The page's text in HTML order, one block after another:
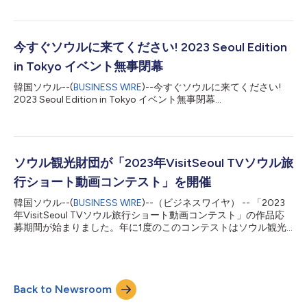
る人々の変化するニーズに応えるもので、利用者は好みの観光ス
するディスカバーソウルパスは、外国人観光客にとって欠かせな
いオールインワンの旅行ツールとして定着しています。ディスカ
バーソウルパスは、カード型とモバイルアプリの両方で利用で
き、ソウルの代表的な観光名所や文化体験へシームレスにアクセ
スすることができます。今回の発売により、ディスカバーソウル
パスのラインアップは、あらゆる旅行スタイルに合わせて選べる
／35.30ドル...
今すぐソウルに来てください! 2023 Seoul Edition
in Tokyo イベント無事閉幕
韓国ソウル--(BUSINESS WIRE)--今すぐソウルに来てください!
2023 Seoul Edition in Tokyo イベント無事閉幕...
ソウル観光財団が「2023年VisitSeoul TVソウル旅
行ショート動画コンテスト」を開催
韓国ソウル--(BUSINESS WIRE)--（ビジネスワイヤ） -- 「2023
年VisitSeoul TVソウル旅行ショート動画コンテスト」の作品応
募期間が始まりました。年に1度のこのコンテストはソウル観光
力を伝えるオリジナルショート動画を投稿します。 コンテスト
の応募形式は、「ショート」と呼ばれる短い動画コンテンツに限
定されます。ショート動画の人気はここ数年、ソーシャルメディ
Back to Newsroom